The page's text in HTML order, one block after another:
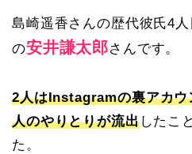
島崎遥香さんの歴代彼氏4
の安井謙太郎さんです。
2人はInstagramの裏アカウ
人のやりとりが流出したこ
た。